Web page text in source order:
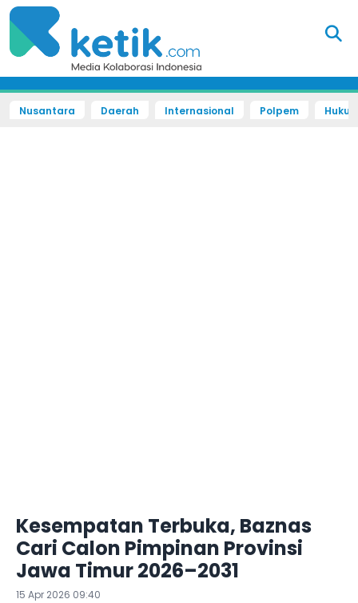
Nusantara Daerah Internasional Polpem
Kesempatan Terbuka, Baznas
Cari Calon Pimpinan Provinsi
Jawa Timur 2026–2031
15 Apr 2026 09:40